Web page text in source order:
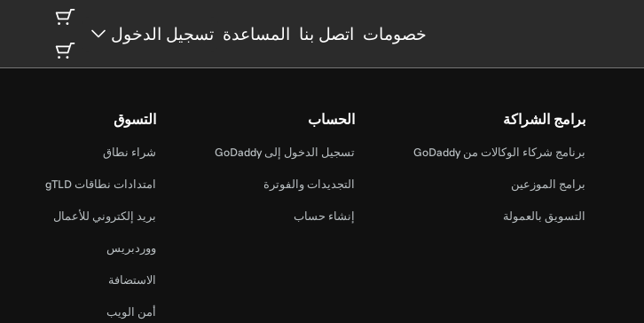
خصومات اتصل بنا المساعدة تسجيل الدخول
برامج الشراكة
برنامج شركاء الوكالات من GoDaddy
برامج الموزعين
التسويق بالعمولة
الحساب
تسجيل الدخول إلى GoDaddy
التجديدات والفوترة
إنشاء حساب
التسوق
شراء نطاق
امتدادات نطاقات gTLD
بريد إلكتروني للأعمال
ووردبريس
الاستضافة
أمن الويب